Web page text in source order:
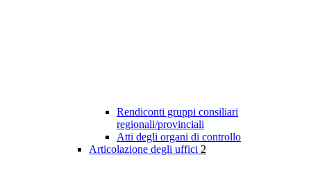
Rendiconti gruppi consiliari
regionali/provinciali
Atti degli organi di controllo
Articolazione degli uffici 2